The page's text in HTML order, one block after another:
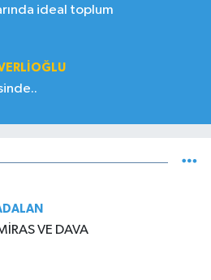
ideal toplum
VE DAVA